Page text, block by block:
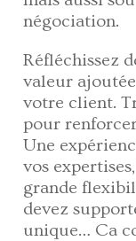
négociation.
Réfléchissez
valeur
votre client.
pour
Une
vos
grande
devez
unique… Ca